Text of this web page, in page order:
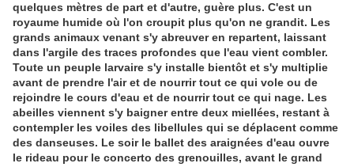
quelques mètres de part et d'autre, guère plus. C'est un
royaume humide où l'on croupit plus qu'on ne grandit. Les
grands animaux venant s'y abreuver en repartent, laissant
dans l'argile des traces profondes que l'eau vient combler.
Toute un peuple larvaire s'y installe bientôt et s'y multiplie
avant de prendre l'air et de nourrir tout ce qui vole ou de
rejoindre le cours d'eau et de nourrir tout ce qui nage. Les
abeilles viennent s'y baigner entre deux miellées, restant à
contempler les voiles des libellules qui se déplacent comme
des danseuses. Le soir le ballet des araignées d'eau ouvre
le rideau pour le concerto des grenouilles, avant le grand